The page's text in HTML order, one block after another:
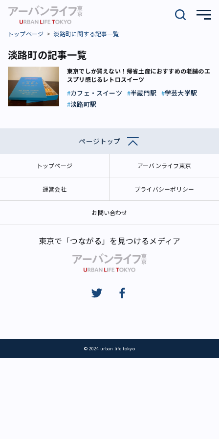
トップページ 淡路町に関する記事一覧
淡路町の記事一覧
東京でしか買えない！帰省土産におすすめの老舗のエ
スプリ感じるレトロスイーツ
カフェ・スイーツ 半蔵門駅
学芸大学駅
淡路町駅
ページトップ
トップページ アーバンライフ東京
運営会社 プライバシーポリシー
お問い合わせ
東京で「つながる」を見つけるメディア
© 2024 urban life tokyo